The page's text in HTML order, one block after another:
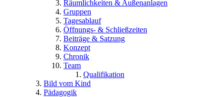
Räumlichkeiten & Außenanlagen
Gruppen
Tagesablauf
Öffnungs- & Schließzeiten
Beiträge & Satzung
Konzept
Chronik
Team
Qualifikation
Bild vom Kind
Pädagogik